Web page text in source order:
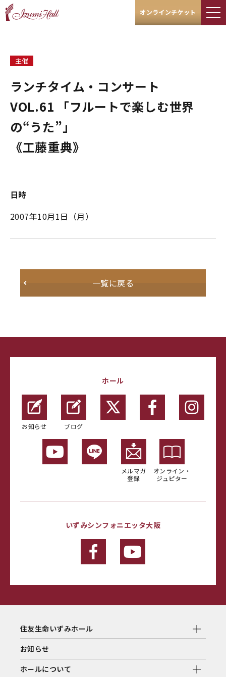
オンラインチケット
主催
ランチタイム・コンサート
VOL.61 「フルートで楽しむ世界
の“うた”」
《工藤重典》
日時
2007年10月1日（月）
一覧に戻る
ホール
お知らせ ブログ
メルマガ
登録
オンライン・
ジュピター
いずみシンフォニエッタ大阪
住友生命いずみホール
お知らせ
ホールについて